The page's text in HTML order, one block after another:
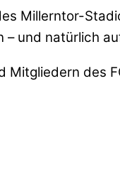
Millerntor-
und natürlich
des